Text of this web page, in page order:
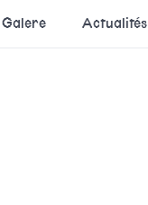
Galere Actualités